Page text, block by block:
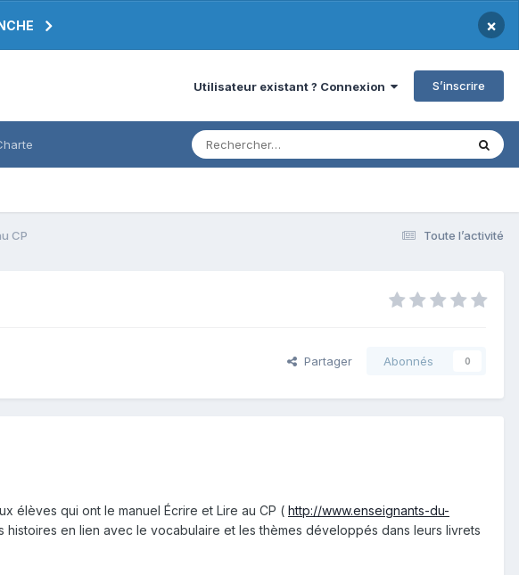
×
Utilisateur existant ? Connexion S’inscrire
Toute l’activité
CP
Partager Abonnés 0
élèves qui ont le manuel Écrire et Lire au CP ( http://www.enseignants-du-
en lien avec le vocabulaire et les thèmes développés dans leurs livrets